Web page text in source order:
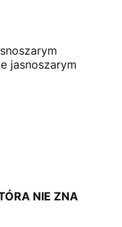
jasnoszarym
NIE ZNA